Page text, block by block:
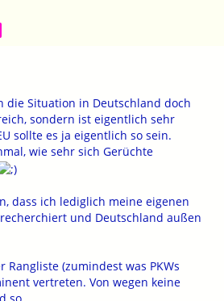
die Situation in Deutschland doch
sondern ist eigentlich sehr
sollte es ja eigentlich so sein.
wie sehr sich Gerüchte
dass ich lediglich meine eigenen
und Deutschland außen
Rangliste (zumindest was PKWs
vertreten. Von wegen keine